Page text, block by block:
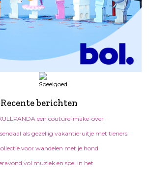
Recente berichten
een couture-make-over
als gezellig vakantie-uitje met tieners
voor wandelen met je hond
vol muziek en spel in het